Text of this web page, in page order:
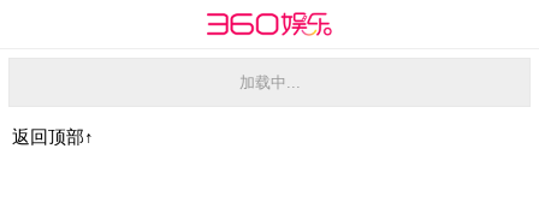
加载中...
返回顶部↑